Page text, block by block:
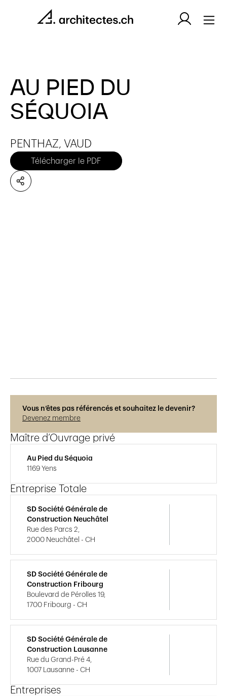
AU PIED DU
SÉQUOIA
PENTHAZ, VAUD
Télécharger le PDF
Vous n’êtes pas référencés et souhaitez le devenir?
Devenez membre
Maître d’Ouvrage privé
Au Pied du Séquoia
1169 Yens
Entreprise Totale
SD Société Générale de
Construction Neuchâtel
Rue des Parcs 2,
2000 Neuchâtel - CH
SD Société Générale de
Construction Fribourg
Boulevard de Pérolles 19,
1700 Fribourg - CH
SD Société Générale de
Construction Lausanne
Rue du Grand-Pré 4,
1007 Lausanne - CH
Entreprises